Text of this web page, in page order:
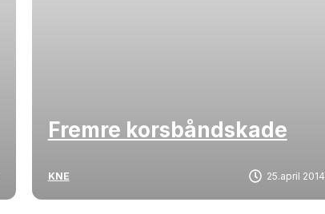
Fremre korsbåndskade
KNE 25.april 2014